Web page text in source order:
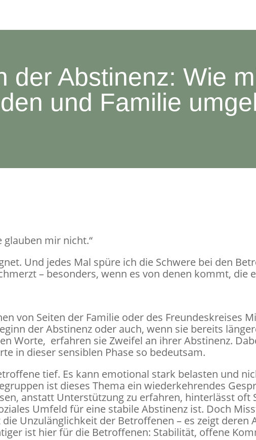
der Abstinenz: Wie
und Familie
glauben mir nicht.“
Und jedes Mal spüre ich die Schwere bei den
– besonders, wenn es von denen kommt, die
von Seiten der Familie oder des Freundeskreises
der Abstinenz oder auch, wenn sie bereits
Worte, erfahren sie Zweifel an ihrer Abstinenz.
in dieser sensiblen Phase so bedeutsam.
tief. Es kann emotional stark belasten und
ist dieses Thema ein wiederkehrendes
anstatt Unterstützung zu erfahren, hinterlässt oft
Umfeld für eine stabile Abstinenz ist. Doch
Unzulänglichkeit der Betroffenen – es zeigt deren
ist hier für die Betroffenen: Stabilität, offene